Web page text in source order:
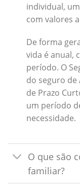
individual,
com valores
De forma
vida é anual,
período. O
do seguro de
de Prazo
um período
necessidade.
O que são
familiar?